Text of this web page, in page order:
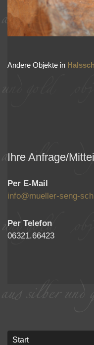
Andere Objekte in
Ihre Anfrage/
Per E-Mail
info@mueller-seng-
Per Telefon
06321.66423
Start